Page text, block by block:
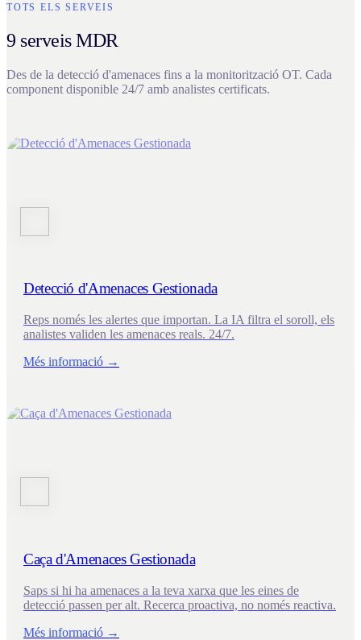
TOTS ELS SERVEIS
9 serveis MDR
Des de la detecció d'amenaces fins a la monitorització OT. Cada
component disponible 24/7 amb analistes certificats.
Detecció d'Amenaces Gestionada
Reps només les alertes que importan. La IA filtra el soroll, els
analistes validen les amenaces reals. 24/7.
Més informació →
Caça d'Amenaces Gestionada
Saps si hi ha amenaces a la teva xarxa que les eines de
detecció passen per alt. Recerca proactiva, no només reactiva.
Més informació →